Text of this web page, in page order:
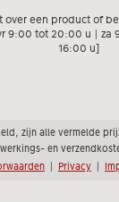
over een product of
9:00 tot 20:00 u | za
16:00 u]
zijn alle vermelde
en
| Privacy |